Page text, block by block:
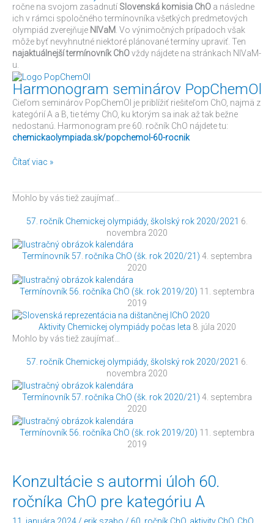
ročne na svojom zasadnutí Slovenská komisia ChO a následne
ich v rámci spoločného termínovníka všetkých predmetových
olympiád zverejňuje NIVaM . Vo výnimočných prípadoch však
môže byť nevyhnutné niektoré plánované termíny upraviť. Ten
najaktuálnejší termínovník ChOvždy nájdete na stránkach NIVaM-
u.
Harmonogram seminárov PopChemOl
Cieľom seminárov PopChemOl je priblížiť riešiteľom ChO, najmä z
kategórií A a B, tie témy ChO, ku ktorým sa inak až tak bežne
nedostanú. Harmonogram pre 60. ročník ChO nájdete tu:
chemickaolympiada.sk/popchemol-60-rocnik
Čítať viac »
Mohlo by vás tiež zaujímať…
57. ročník Chemickej olympiády, školský rok 2020/2021 6.
novembra 2020
Termínovník 57. ročníka ChO (šk. rok 2020/21) 4. septembra
2020
Termínovník 56. ročníka ChO (šk. rok 2019/20) 11. septembra
2019
Aktivity Chemickej olympiády počas leta 8. júla 2020
Mohlo by vás tiež zaujímať…
57. ročník Chemickej olympiády, školský rok 2020/2021 6.
novembra 2020
Termínovník 57. ročníka ChO (šk. rok 2020/21) 4. septembra
2020
Termínovník 56. ročníka ChO (šk. rok 2019/20) 11. septembra
2019
Konzultácie s autormi úloh 60.
ročníka ChO pre kategóriu A
Konzultácie
s
autormi